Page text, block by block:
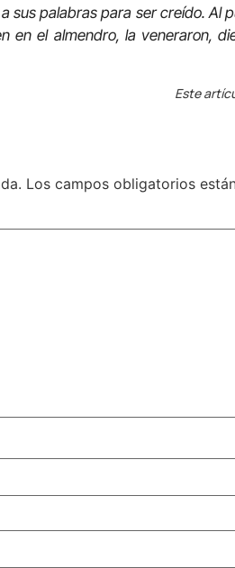
sus palabras para ser creído. Al
en el almendro, la veneraron,
Este
Los campos obligatorios